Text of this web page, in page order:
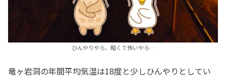
ひんやりやら、暗くて怖いやら…
竜ヶ岩洞の年間平均気温は18度と少しひんやりとしてい